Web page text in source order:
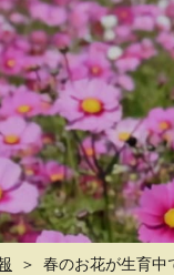
春のお花が生育中